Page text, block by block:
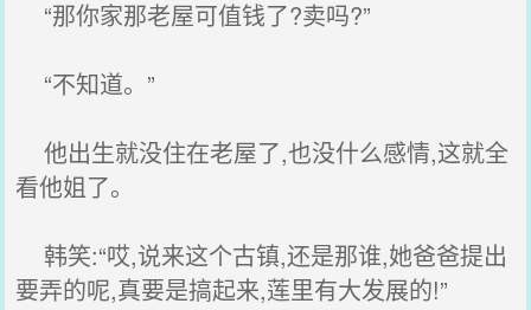
“那你家那老屋可值钱了?卖吗?”
“不知道。”
他出生就没住在老屋了,也没什么感情,这就全
看他姐了。
韩笑:“哎,说来这个古镇,还是那谁,她爸爸提出
要弄的呢,真要是搞起来,莲里有大发展的!”